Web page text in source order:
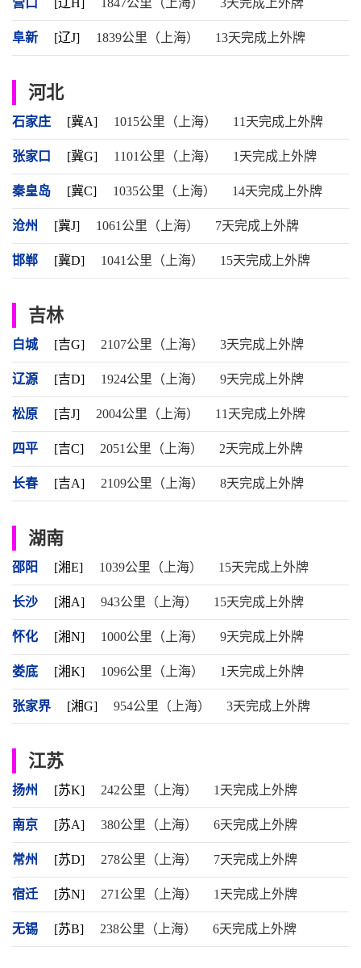
营口 [辽H] 1847公里（上海） 3天完成上外牌
阜新 [辽J] 1839公里（上海） 13天完成上外牌
河北
石家庄 [冀A] 1015公里（上海） 11天完成上外牌
张家口 [冀G] 1101公里（上海） 1天完成上外牌
秦皇岛 [冀C] 1035公里（上海） 14天完成上外牌
沧州 [冀J] 1061公里（上海） 7天完成上外牌
邯郸 [冀D] 1041公里（上海） 15天完成上外牌
吉林
白城 [吉G] 2107公里（上海） 3天完成上外牌
辽源 [吉D] 1924公里（上海） 9天完成上外牌
松原 [吉J] 2004公里（上海） 11天完成上外牌
四平 [吉C] 2051公里（上海） 2天完成上外牌
长春 [吉A] 2109公里（上海） 8天完成上外牌
湖南
邵阳 [湘E] 1039公里（上海） 15天完成上外牌
长沙 [湘A] 943公里（上海） 15天完成上外牌
怀化 [湘N] 1000公里（上海） 9天完成上外牌
娄底 [湘K] 1096公里（上海） 1天完成上外牌
张家界 [湘G] 954公里（上海） 3天完成上外牌
江苏
扬州 [苏K] 242公里（上海） 1天完成上外牌
南京 [苏A] 380公里（上海） 6天完成上外牌
常州 [苏D] 278公里（上海） 7天完成上外牌
宿迁 [苏N] 271公里（上海） 1天完成上外牌
无锡 [苏B] 238公里（上海） 6天完成上外牌